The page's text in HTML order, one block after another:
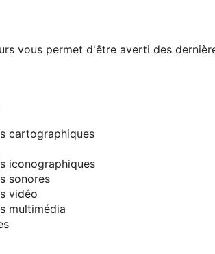
vous permet d'être averti des
cartographiques
iconographiques
sonores
vidéo
multimédia